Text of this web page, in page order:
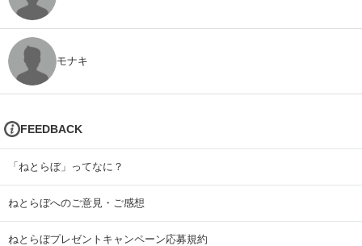
モナキ
FEEDBACK
「ねとらぼ」ってなに？
ねとらぼへのご意見・ご感想
ねとらぼプレゼントキャンペーン応募規約